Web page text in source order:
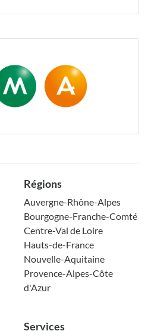
Régions
Auvergne-Rhône-Alpes
Bourgogne-Franche-Comté
Centre-Val de Loire
Hauts-de-France
Nouvelle-Aquitaine
Provence-Alpes-Côte
d'Azur
Services